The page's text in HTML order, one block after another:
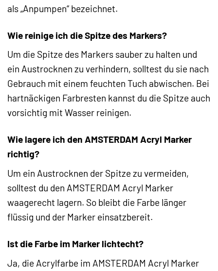
als „Anpumpen“ bezeichnet.
Wie reinige ich die Spitze des Markers?
Um die Spitze des Markers sauber zu halten und
ein Austrocknen zu verhindern, solltest du sie nach
Gebrauch mit einem feuchten Tuch abwischen. Bei
hartnäckigen Farbresten kannst du die Spitze auch
vorsichtig mit Wasser reinigen.
Wie lagere ich den AMSTERDAM Acryl Marker
richtig?
Um ein Austrocknen der Spitze zu vermeiden,
solltest du den AMSTERDAM Acryl Marker
waagerecht lagern. So bleibt die Farbe länger
flüssig und der Marker einsatzbereit.
Ist die Farbe im Marker lichtecht?
Ja, die Acrylfarbe im AMSTERDAM Acryl Marker